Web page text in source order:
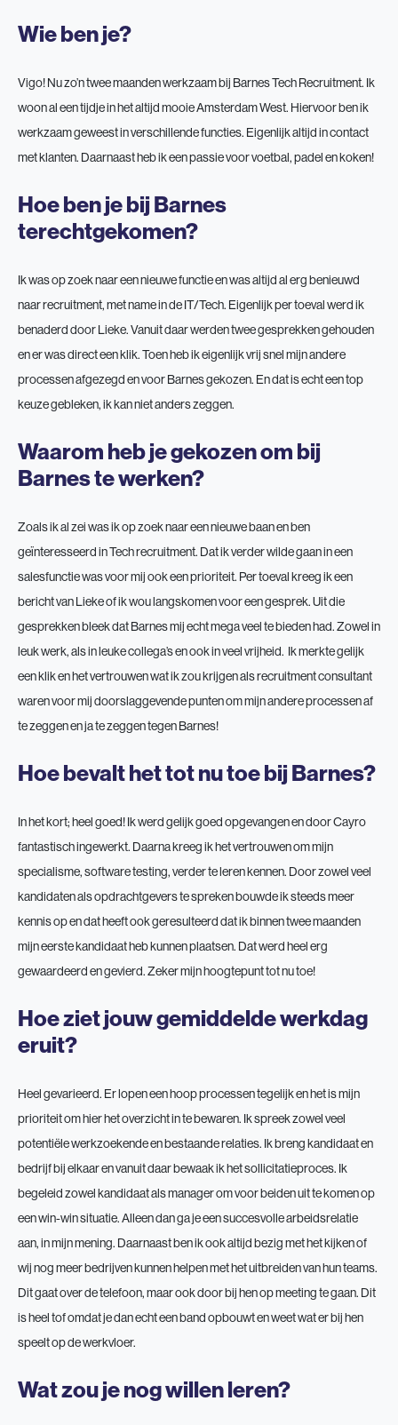
Wie ben je?
Vigo! Nu zo’n twee maanden werkzaam bij Barnes Tech Recruitment. Ik
woon al een tijdje in het altijd mooie Amsterdam West. Hiervoor ben ik
werkzaam geweest in verschillende functies. Eigenlijk altijd in contact
met klanten. Daarnaast heb ik een passie voor voetbal, padel en koken!
Hoe ben je bij Barnes
terechtgekomen?
Ik was op zoek naar een nieuwe functie en was altijd al erg benieuwd
naar recruitment, met name in de IT/Tech. Eigenlijk per toeval werd ik
benaderd door Lieke. Vanuit daar werden twee gesprekken gehouden
en er was direct een klik. Toen heb ik eigenlijk vrij snel mijn andere
processen afgezegd en voor Barnes gekozen. En dat is echt een top
keuze gebleken, ik kan niet anders zeggen.
Waarom heb je gekozen om bij
Barnes te werken?
Zoals ik al zei was ik op zoek naar een nieuwe baan en ben
geïnteresseerd in Tech recruitment. Dat ik verder wilde gaan in een
salesfunctie was voor mij ook een prioriteit. Per toeval kreeg ik een
bericht van Lieke of ik wou langskomen voor een gesprek. Uit die
gesprekken bleek dat Barnes mij echt mega veel te bieden had. Zowel in
leuk werk, als in leuke collega’s en ook in veel vrijheid. Ik merkte gelijk
een klik en het vertrouwen wat ik zou krijgen als recruitment consultant
waren voor mij doorslaggevende punten om mijn andere processen af
te zeggen en ja te zeggen tegen Barnes!
Hoe bevalt het tot nu toe bij Barnes?
In het kort; heel goed! Ik werd gelijk goed opgevangen en door Cayro
fantastisch ingewerkt. Daarna kreeg ik het vertrouwen om mijn
specialisme, software testing, verder te leren kennen. Door zowel veel
kandidaten als opdrachtgevers te spreken bouwde ik steeds meer
kennis op en dat heeft ook geresulteerd dat ik binnen twee maanden
mijn eerste kandidaat heb kunnen plaatsen. Dat werd heel erg
gewaardeerd en gevierd. Zeker mijn hoogtepunt tot nu toe!
Hoe ziet jouw gemiddelde werkdag
eruit?
Heel gevarieerd. Er lopen een hoop processen tegelijk en het is mijn
prioriteit om hier het overzicht in te bewaren. Ik spreek zowel veel
potentiële werkzoekende en bestaande relaties. Ik breng kandidaat en
bedrijf bij elkaar en vanuit daar bewaak ik het sollicitatieproces. Ik
begeleid zowel kandidaat als manager om voor beiden uit te komen op
een win-win situatie. Alleen dan ga je een succesvolle arbeidsrelatie
aan, in mijn mening. Daarnaast ben ik ook altijd bezig met het kijken of
wij nog meer bedrijven kunnen helpen met het uitbreiden van hun teams.
Dit gaat over de telefoon, maar ook door bij hen op meeting te gaan. Dit
is heel tof omdat je dan echt een band opbouwt en weet wat er bij hen
speelt op de werkvloer.
Wat zou je nog willen leren?